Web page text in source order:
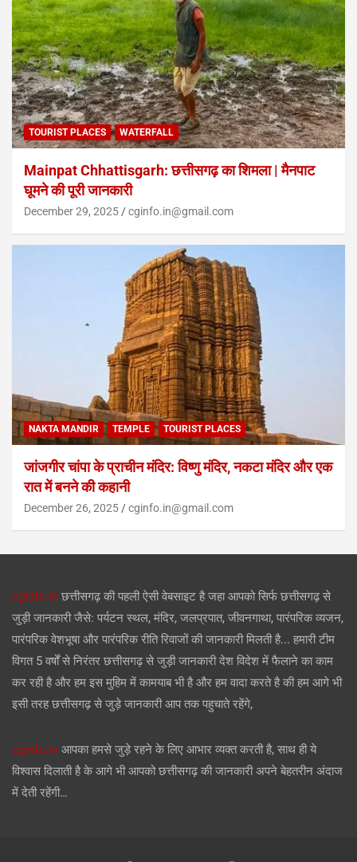
TOURIST PLACES WATERFALL
Mainpat Chhattisgarh: छत्तीसगढ़ का शिमला | मैनपाट
घूमने की पूरी जानकारी
December 29, 2025 cginfo.in@gmail.com
NAKTA MANDIR TEMPLE TOURIST PLACES
जांजगीर चांपा के प्राचीन मंदिर: विष्णु मंदिर, नकटा मंदिर और एक
रात में बनने की कहानी
December 26, 2025 cginfo.in@gmail.com
cginfo.in छत्तीसगढ़ की पहली ऐसी वेबसाइट है जहा आपको सिर्फ छत्तीसगढ़ से
जुड़ी जानकारी जैसे: पर्यटन स्थल, मंदिर, जलप्रपात, जीवनगाथा, पारंपरिक व्यजन,
पारंपरिक वेशभूषा और पारंपरिक रीति रिवाजों की जानकारी मिलती है... हमारी टीम
विगत 5 वर्षों से निरंतर छत्तीसगढ़ से जुड़ी जानकारी देश विदेश में फैलाने का काम
कर रही है और हम इस मुहिम में कामयाब भी है और हम वादा करते है की हम आगे भी
इसी तरह छत्तीसगढ़ से जुड़े जानकारी आप तक पहुचाते रहेंगे,
cginfo.in आपका हमसे जुड़े रहने के लिए आभार व्यक्त करती है, साथ ही ये
विश्वास दिलाती है के आगे भी आपको छत्तीसगढ़ की जानकारी अपने बेहतरीन अंदाज
में देती रहेंगी…